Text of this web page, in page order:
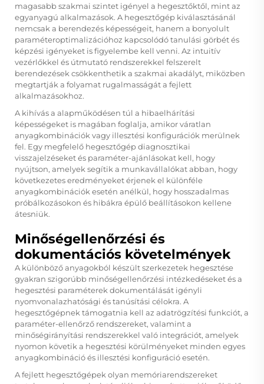
magasabb szakmai szintet igényel a hegesztőktől, mint az
egyanyagú alkalmazások. A hegesztőgép kiválasztásánál
nemcsak a berendezés képességeit, hanem a bonyolult
paraméteroptimalizációhoz kapcsolódó tanulási görbét és
képzési igényeket is figyelembe kell venni. Az intuitív
vezérlőkkel és útmutató rendszerekkel felszerelt
berendezések csökkenthetik a szakmai akadályt, miközben
megtartják a folyamat rugalmasságát a fejlett
alkalmazásokhoz.
A kihívás a alapműködésen túl a hibaelhárítási
képességeket is magában foglalja, amikor váratlan
anyagkombinációk vagy illesztési konfigurációk merülnek
fel. Egy megfelelő hegesztőgép diagnosztikai
visszajelzéseket és paraméter-ajánlásokat kell, hogy
nyújtson, amelyek segítik a munkavállalókat abban, hogy
következetes eredményeket érjenek el különféle
anyagkombinációk esetén anélkül, hogy hosszadalmas
próbálkozásokon és hibákra épülő beállításokon kellene
átesniük.
Minőségellenőrzési és
dokumentációs követelmények
A különböző anyagokból készült szerkezetek hegesztése
gyakran szigorúbb minőségellenőrzési intézkedéseket és a
hegesztési paraméterek dokumentálását igényli
nyomvonalazhatósági és tanúsítási célokra. A
hegesztőgépnek támogatnia kell az adatrögzítési funkciót, a
paraméter-ellenőrző rendszereket, valamint a
minőségirányítási rendszerekkel való integrációt, amelyek
nyomon követik a hegesztési körülményeket minden egyes
anyagkombináció és illesztési konfiguráció esetén.
A fejlett hegesztőgépek olyan memóriarendszereket